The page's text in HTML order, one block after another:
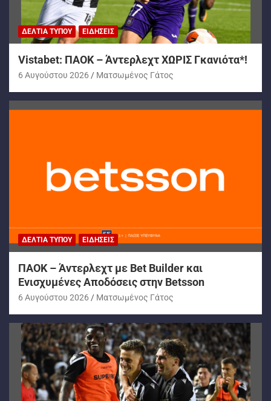
ΔΕΛΤΊΑ ΤΎΠΟΥ ΕΙΔΉΣΕΙΣ
Vistabet: ΠΑΟΚ – Άντερλεχτ ΧΩΡΙΣ Γκανιότα*!
6 Αυγούστου 2026 Ματσωμένος Γάτος
ΔΕΛΤΊΑ ΤΎΠΟΥ ΕΙΔΉΣΕΙΣ
ΠΑΟΚ – Άντερλεχτ με Bet Builder και
Ενισχυμένες Αποδόσεις στην Betsson
6 Αυγούστου 2026 Ματσωμένος Γάτος